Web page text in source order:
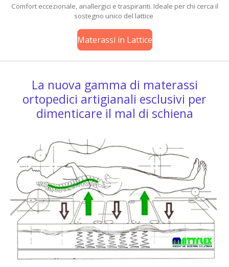
Comfort eccezionale, anallergici e traspiranti. Ideale per chi cerca il
sostegno unico del lattice
Materassi in Lattice
La nuova gamma di materassi
ortopedici artigianali esclusivi per
dimenticare il mal di schiena